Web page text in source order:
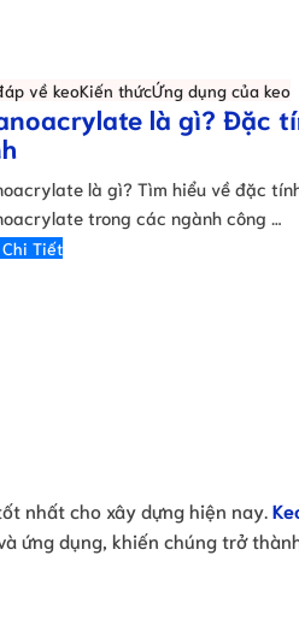
về keoKiến thứcỨng dụng của keo
là gì? Đặc
là gì? Tìm hiểu về đặc
trong các ngành công …
Chi Tiết
nhất cho xây dựng hiện nay.
dụng, khiến chúng trở